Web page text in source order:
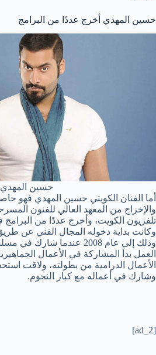
حسين المهدي أخرج عددًا من البرامج
حسين المهدي
أما الفنان الكويتي حسين المهدي فهو
والإخراج من المعهد العالي للفنون
وكانت بداية دخوله المجال الفني عن
وذلك إلى عام 2008 عندما
العمل بدأ المشاركة في الأعمال
الأعمال الدرامية من بطولته، ولاقت
وشارك في أعماله مع كبار النجوم.
[ad_2]